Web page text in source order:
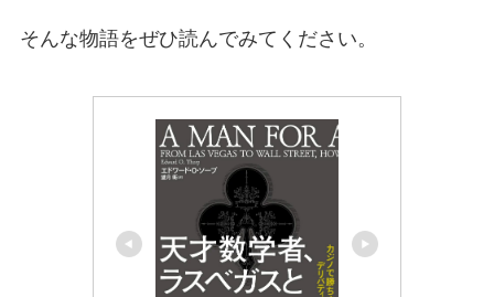
そんな物語をぜひ読んでみてください。